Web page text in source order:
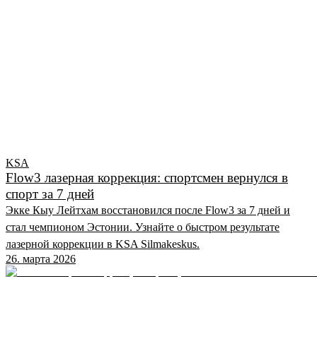
KSA
Flow3 лазерная коррекция: спортсмен вернулся в
спорт за 7 дней
Экке Кыу Лейтхам восстановился после Flow3 за 7 дней и
стал чемпионом Эстонии. Узнайте о быстром результате
лазерной коррекции в KSA Silmakeskus.
26. марта 2026